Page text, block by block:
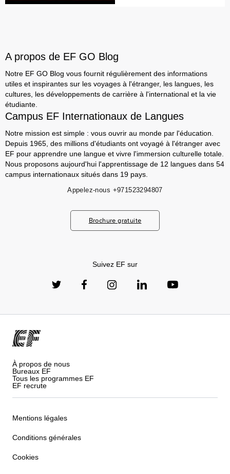
A propos de EF GO Blog
Notre EF GO Blog vous fournit régulièrement des informations
utiles et inspirantes sur les voyages à l'étranger, les langues, les
cultures, les développements de carrière à l'international et la vie
étudiante.
Campus EF Internationaux de Langues
Notre mission est simple : vous ouvrir au monde par l'éducation.
Depuis 1965, des millions d'étudiants ont voyagé à l'étranger avec
EF pour apprendre une langue et vivre l'immersion culturelle totale.
Nous proposons aujourd'hui l'apprentissage de 12 langues dans 54
campus internationaux situés dans 19 pays.
Appelez-nous +971523294807
Brochure gratuite
Suivez EF sur
À propos de nous
Bureaux EF
Tous les programmes EF
EF recrute
Mentions légales
Conditions générales
Cookies